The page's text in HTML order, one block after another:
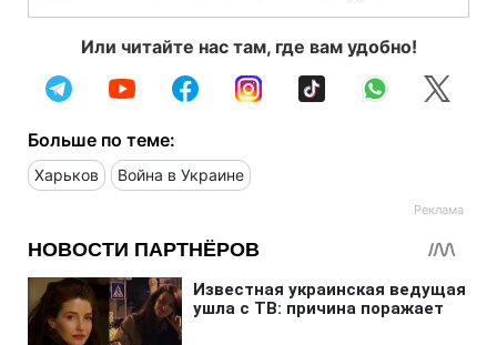
Или читайте нас там, где вам удобно!
Больше по теме:
Харьков Война в Украине